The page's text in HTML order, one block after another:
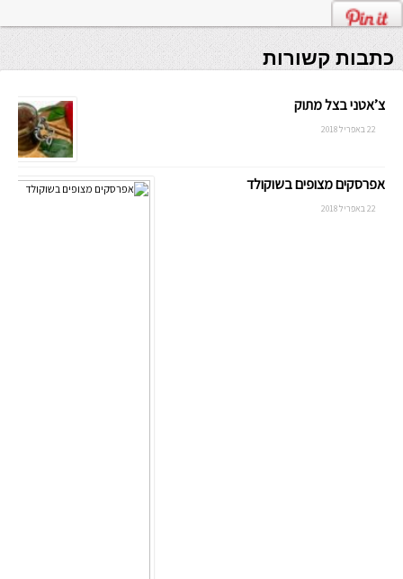
כתבות קשורות
צ’אטני בצל מתוק
22 באפריל 2018
אפרסקים מצופים בשוקולד
22 באפריל 2018